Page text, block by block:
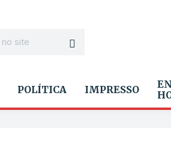
POLÍTICA IMPRESSO